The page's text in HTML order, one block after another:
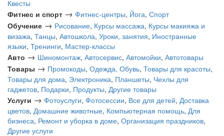
Квесты
Фитнес и спорт → Фитнес-центры, Йога, Спорт
Обучение → Рисование, Курсы массажа, Курсы макияжа и
визажа, Танцы, Автошкола, Уроки, занятия, Иностранные
языки, Тренинги, Мастер-классы
Авто → Шиномонтаж, Автосервис, Автомойки, Автотовары
Товары → Промокоды, Одежда, Обувь, Товары для красоты,
Товары для дома, Электроника, Планшеты, Чехлы для
гаджетов, Подарки, Продукты, Другие товары
Услуги → Фотоуслуги, Фотосессии, Все для детей, Доставка
цветов, Домашние животные, Компьютерная помощь, Для
бизнеса, Ремонт и уборка в доме, Организация праздников,
Другие услуги